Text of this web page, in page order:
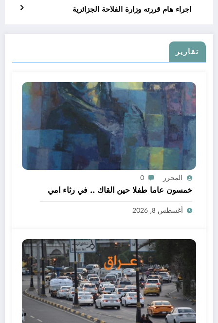
اجراء هام قررته وزارة الفلاحة الجزائرية
تقارير
المحرر 0
خمسون عاما طفلا حين القاك .. في رثاء امي
أغسطس 8, 2026